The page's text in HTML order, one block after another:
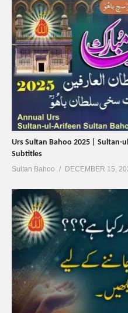
Urs Sultan Bahoo 2025 |
Subtitles
Sultan Bahoo DECEMBER 15,